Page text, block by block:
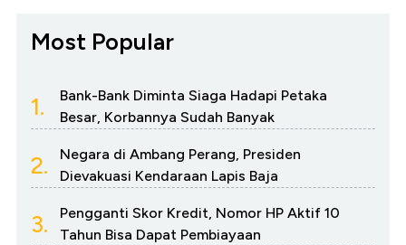
Most Popular
1.
Bank-Bank Diminta Siaga Hadapi Petaka
Besar, Korbannya Sudah Banyak
2.
Negara di Ambang Perang, Presiden
Dievakuasi Kendaraan Lapis Baja
3.
Pengganti Skor Kredit, Nomor HP Aktif 10
Tahun Bisa Dapat Pembiayaan